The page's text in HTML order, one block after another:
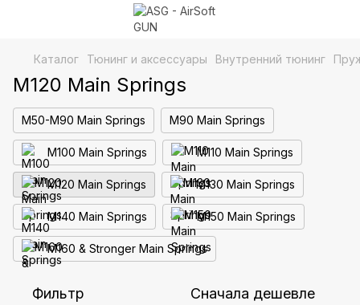
Каталог Тюнинг и аксессуары Внутренний тюнинг
M120 Main Springs
M50-M90 Main Springs M90 Main Springs
M100 Main Springs M110 Main Springs
M120 Main Springs M130 Main Springs
M140 Main Springs M150 Main Springs
M160 & Stronger Main Springs
Фильтр Сначала дешевле